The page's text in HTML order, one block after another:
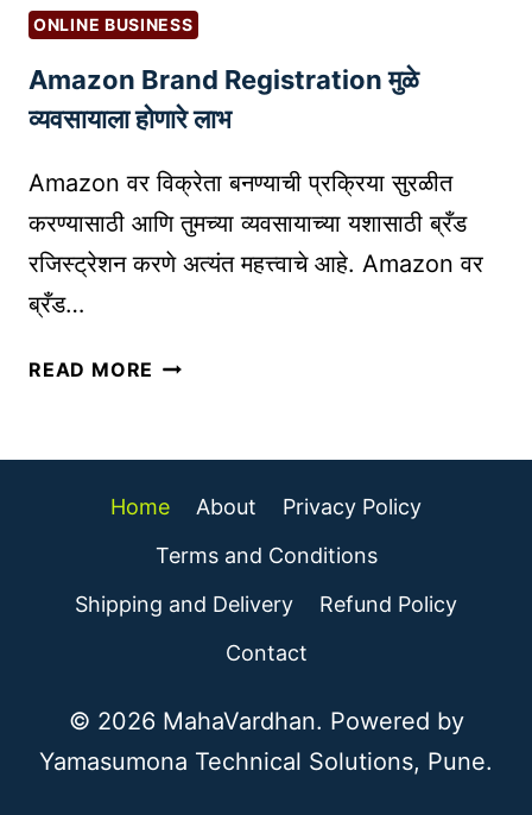
T
L
M
R
K
T
G
I
L
S
वी
न
आ
णि
नु
भ
वी
पॉ
स्ट
ठी
ONLINE BUSINESS
Amazon Brand Registration मुळे
व्यवसायाला होणारे लाभ
Amazon वर विक्रेता बनण्याची प्रक्रिया सुरळीत
करण्यासाठी आणि तुमच्या व्यवसायाच्या यशासाठी ब्रँड
रजिस्ट्रेशन करणे अत्यंत महत्त्वाचे आहे. Amazon वर
ब्रँड…
READ MORE A
Z
N
B
A
R
Home About
Privacy Policy
Terms and Conditions
Shipping and Delivery
Refund Policy
Contact
© 2026 MahaVardhan. Powered by
Yamasumona Technical Solutions, Pune.